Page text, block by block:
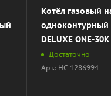
Котёл газовый
одноконтурный
DELUXE ONE-30K
Достаточно
Арт.: НС-1286994